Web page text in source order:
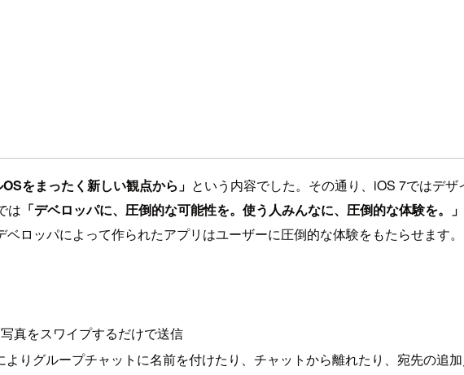
OSをまったく新しい観点から」 という内容でした。その通り、iOS 7ではデ
は 「デベロッパに、圧倒的な可能性を。使う人みんなに、圧倒的な体験を。」
ロッパによって作られたアプリはユーザーに圧倒的な体験をもたらせます
真をスワイプするだけで送信
りグループチャットに名前を付けたり、チャットから離れたり、宛先の追